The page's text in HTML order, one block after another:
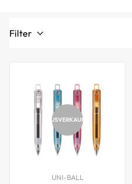
Filter
AUSVERKAUFT
UNI-BALL